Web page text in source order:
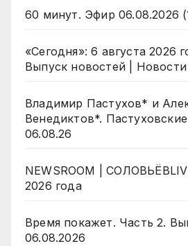
60 минут. Эфир 06.08.2026
«Сегодня»: 6 августа 2026
Выпуск новостей |
Владимир Пастухов* и
Венедиктов*.
06.08.26
NEWSROOM |
2026 года
Время покажет. Часть 2.
06.08.2026